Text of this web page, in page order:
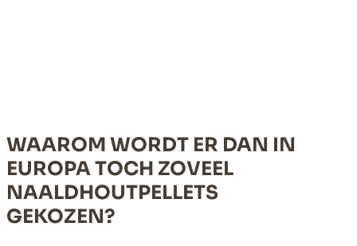
WAAROM WORDT ER DAN IN
EUROPA TOCH ZOVEEL
NAALDHOUTPELLETS
GEKOZEN?